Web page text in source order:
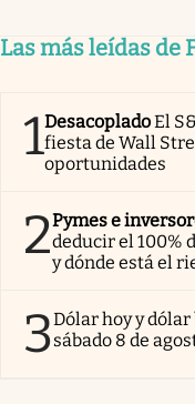
Las más leídas de
1DesacopladoEl
fiesta de Wall
oportunidades
2Pymes e
deducir el 100%
y dónde está el
3Dólar hoy y
sábado 8 de